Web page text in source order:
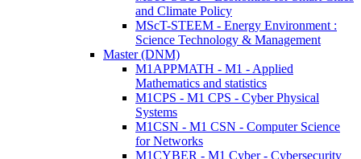
and Climate Policy
MScT-STEEM - Energy Environment :
Science Technology & Management
Master (DNM)
M1APPMATH - M1 - Applied
Mathematics and statistics
M1CPS - M1 CPS - Cyber Physical
Systems
M1CSN - M1 CSN - Computer Science
for Networks
M1CYBER - M1 Cyber - Cybersecurity